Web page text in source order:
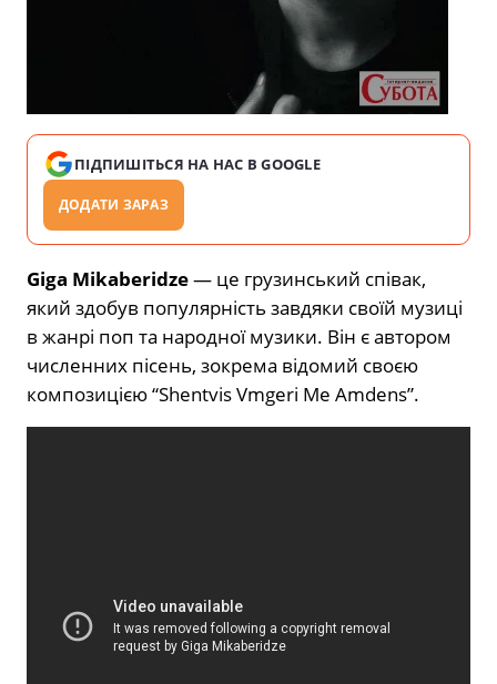
ПІДПИШІТЬСЯ НА НАС В GOOGLE
ДОДАТИ ЗАРАЗ
Giga Mikaberidze— це грузинський співак,
який здобув популярність завдяки своїй музиці
в жанрі поп та народної музики. Він є автором
численних пісень, зокрема відомий своєю
композицією “Shentvis Vmgeri Me Amdens”.